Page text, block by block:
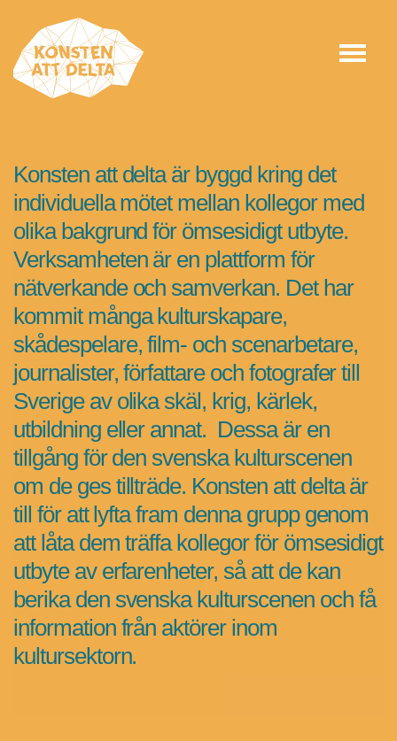
Konsten att delta är byggd kring det
individuella mötet mellan kollegor med
olika bakgrund för ömsesidigt utbyte.
Verksamheten är en plattform för
nätverkande och samverkan. Det har
kommit många kulturskapare,
skådespelare, film- och scenarbetare,
journalister, författare och fotografer till
Sverige av olika skäl, krig, kärlek,
utbildning eller annat. Dessa är en
tillgång för den svenska kulturscenen
om de ges tillträde. Konsten att delta är
till för att lyfta fram denna grupp genom
att låta dem träffa kollegor för ömsesidigt
utbyte av erfarenheter, så att de kan
berika den svenska kulturscenen och få
information från aktörer inom
kultursektorn.